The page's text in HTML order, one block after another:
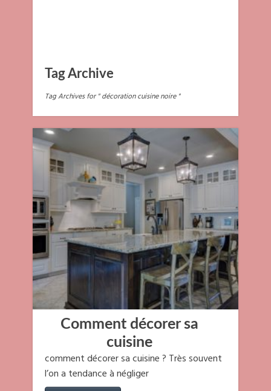
Tag Archive
Tag Archives for " décoration cuisine noire "
Comment décorer sa
cuisine
comment décorer sa cuisine ? Très souvent
l’on a tendance à négliger